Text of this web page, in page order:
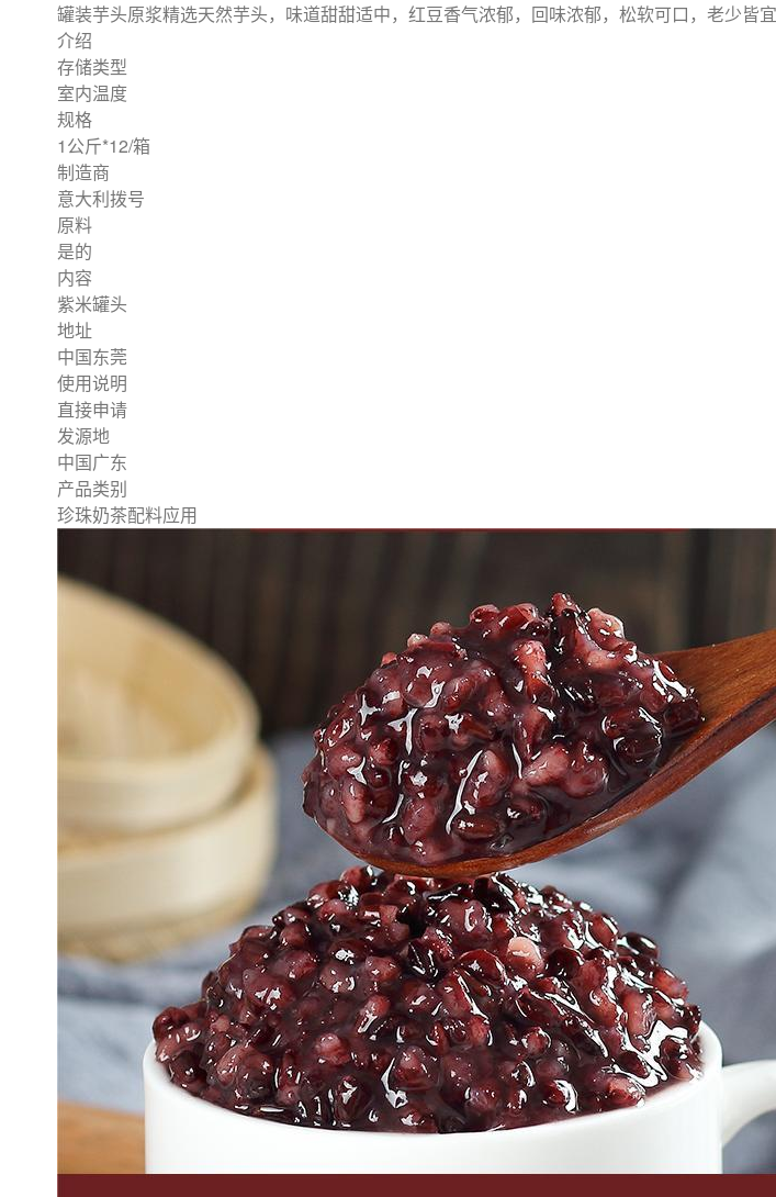
罐装芋头原浆精选天然芋头，味道甜甜适中，红豆香气浓郁，回味浓郁，松软可口，老少皆宜
介绍
存储类型
室内温度
规格
1公斤*12/箱
制造商
意大利拨号
原料
是的
内容
紫米罐头
地址
中国东莞
使用说明
直接申请
发源地
中国广东
产品类别
珍珠奶茶配料应用